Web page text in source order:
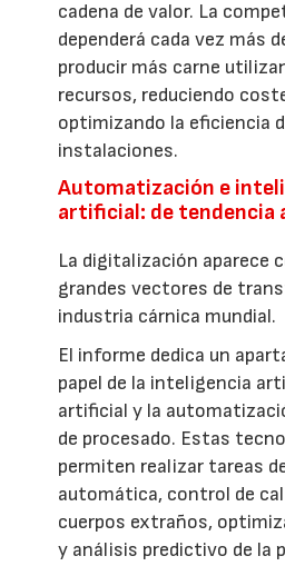
cadena de valor. La
dependerá cada vez más
producir más carne
recursos, reduciendo
optimizando la eficiencia
instalaciones.
Automatización e
artificial: de tendencia
La digitalización aparece
grandes vectores de
industria cárnica mundial.
El informe dedica un
papel de la inteligencia
artificial y la
de procesado. Estas
permiten realizar tareas
automática, control de
cuerpos extraños,
y análisis predictivo de la